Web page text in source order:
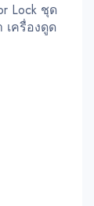
Lock ชุด
เครื่องดูด